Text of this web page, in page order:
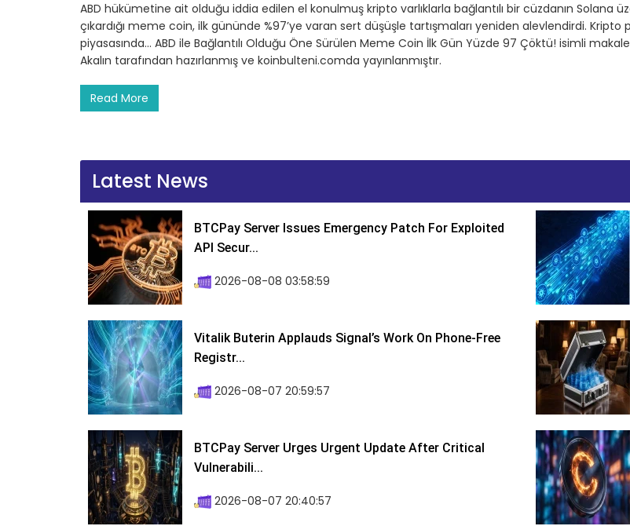
ABD hükümetine ait olduğu iddia edilen el konulmuş kripto varlıklarla bağlantılı bir cüzdanın Solana
çıkardığı meme coin, ilk gününde %97’ye varan sert düşüşle tartışmaları yeniden alevlendirdi. Kripto
piyasasında… ABD ile Bağlantılı Olduğu Öne Sürülen Meme Coin İlk Gün Yüzde 97 Çöktü! isimli makale
Akalın tarafından hazırlanmış ve koinbulteni.comda yayınlanmıştır.
Read More
Latest News
BTCPay Server Issues Emergency Patch For Exploited
API Secur...
2026-08-08 03:58:59
Vitalik Buterin Applauds Signal’s Work On Phone-Free
Registr...
2026-08-07 20:59:57
BTCPay Server Urges Urgent Update After Critical
Vulnerabili...
2026-08-07 20:40:57